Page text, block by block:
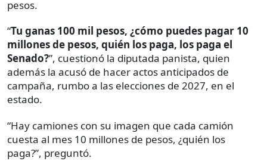
pesos.
“Tu ganas 100 mil pesos, ¿cómo puedes pagar 10
millones de pesos, quién los paga, los paga el
Senado?”, cuestionó la diputada panista, quien
además la acusó de hacer actos anticipados de
campaña, rumbo a las elecciones de 2027, en el
estado.
“Hay camiones con su imagen que cada camión
cuesta al mes 10 millones de pesos, ¿quién los
paga?”, preguntó.